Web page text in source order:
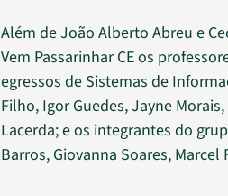
Além de João Alberto Abreu e
Vem Passarinhar CE os
egressos de Sistemas de
Filho, Igor Guedes, Jayne
Lacerda; e os integrantes do
Barros, Giovanna Soares,